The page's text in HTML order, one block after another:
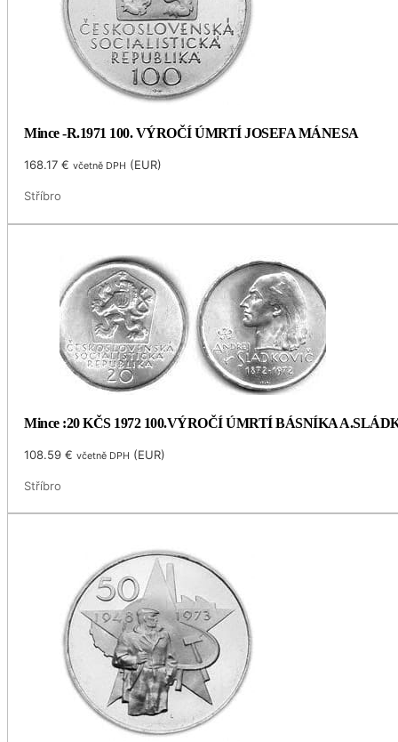
Mince -R.1971 100. VÝROČÍ ÚMRTÍ JOSEFA MÁNESA
168.17€ včetně DPH (EUR)
Stříbro
Mince :20 KČS 1972 100.VÝROČÍ ÚMRTÍ BÁSNÍKA
108.59€ včetně DPH (EUR)
Stříbro